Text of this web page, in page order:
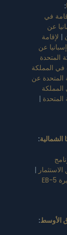
:
في
عن
| لإقامة
عن
المتحدة
في المملكة
المتحدة عن
المملكة
المتحدة |
:
|
تأشيرة EB-5
الأوسط: